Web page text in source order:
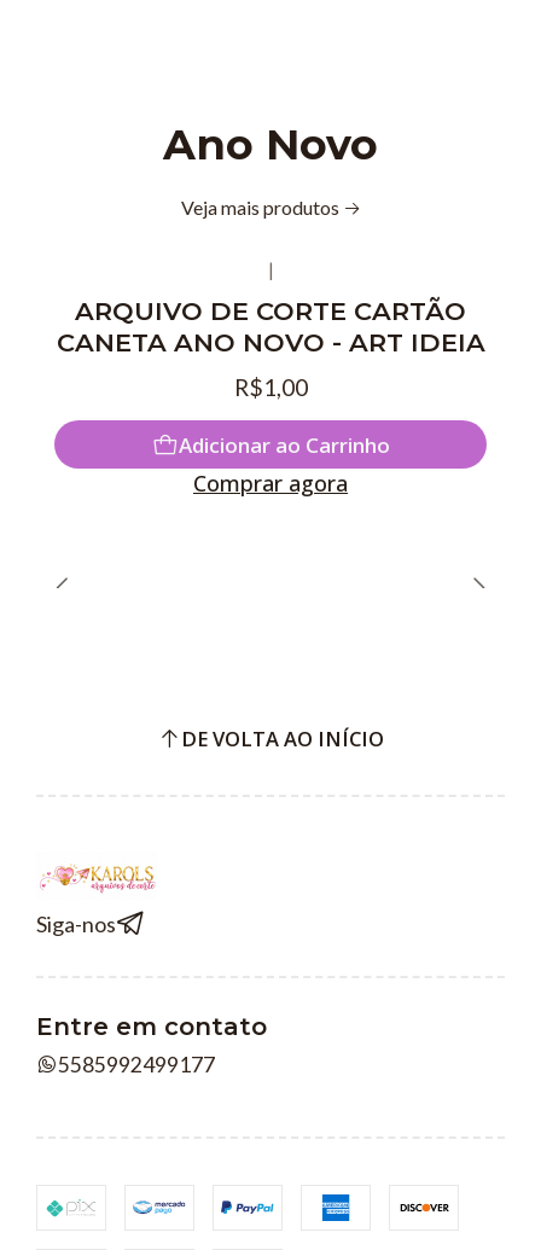
Ano Novo
Veja mais produtos
|
ARQUIVO DE CORTE CARTÃO
CANETA ANO NOVO - ART IDEIA
R$1,00
Adicionar ao Carrinho
Comprar agora
DE VOLTA AO INÍCIO
Siga-nos
Entre em contato
5585992499177